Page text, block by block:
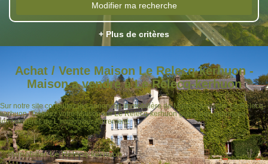
Modifier ma recherche
+ Plus de critères
Achat / Vente Maison Le Relecq-kerhuon -
Maison a vendre à Le Relecq-kerhuon
Sur notre site consultez les annonces immobilière de Maison à vendre Le Relecq-
kerhuon. Trouvez votre Maison sur Le Relecq-kerhuon grâce aux annonces
immobilières de L'Immobilier Autrement.
Immobilier Le Relecq-kerhuon